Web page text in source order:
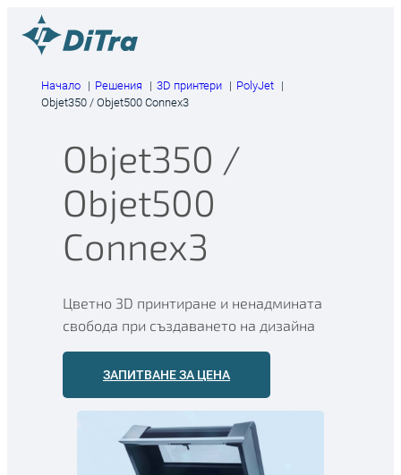
съдържанието
Начало Решения 3D принтери
PolyJet
Objet350 / Objet500 Connex3
Objet350 /
Objet500
Connex3
Цветно 3D принтиране и ненадмината
свобода при създаването на дизайна
ЗАПИТВАНЕ ЗА ЦЕНА